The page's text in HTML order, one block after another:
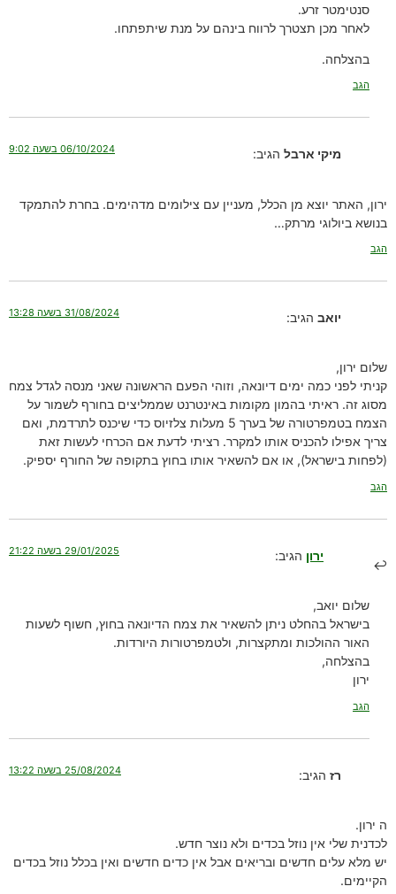
סנטימטר זרע.
לאחר מכן תצטרך לרווח בינהם על מנת שיתפתחו.
בהצלחה.
הגב
מיקי ארבל הגיב: 06/10/2024 בשעה 9:02
ירון, האתר יוצא מן הכלל, מעניין עם צילומים מדהימים. בחרת להתמקד
בנושא ביולוגי מרתק…
הגב
יואב הגיב: 31/08/2024 בשעה 13:28
שלום ירון,
קניתי לפני כמה ימים דיונאה, וזוהי הפעם הראשונה שאני מנסה לגדל צמח
מסוג זה. ראיתי בהמון מקומות באינטרנט שממליצים בחורף לשמור על
הצמח בטמפרטורה של בערך 5 מעלות צלזיוס כדי שיכנס לתרדמת, ואם
צריך אפילו להכניס אותו למקרר. רציתי לדעת אם הכרחי לעשות זאת
(לפחות בישראל), או אם להשאיר אותו בחוץ בתקופה של החורף יספיק.
הגב
ירון הגיב: 29/01/2025 בשעה 21:22
שלום יואב,
בישראל בהחלט ניתן להשאיר את צמח הדיונאה בחוץ, חשוף לשעות
האור ההולכות ומתקצרות, ולטמפרטורות היורדות.
בהצלחה,
ירון
הגב
רז הגיב: 25/08/2024 בשעה 13:22
ה ירון.
לכדנית שלי אין נוזל בכדים ולא נוצר חדש.
יש מלא עלים חדשים ובריאים אבל אין כדים חדשים ואין בכלל נוזל בכדים
הקיימים.